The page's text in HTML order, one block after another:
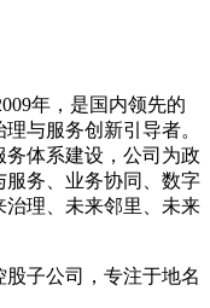
年，是国内领先的
与服务创新引导者。
体系建设，公司为政
服务、业务协同、数字
理、未来邻里、未来
子公司，专注于地名